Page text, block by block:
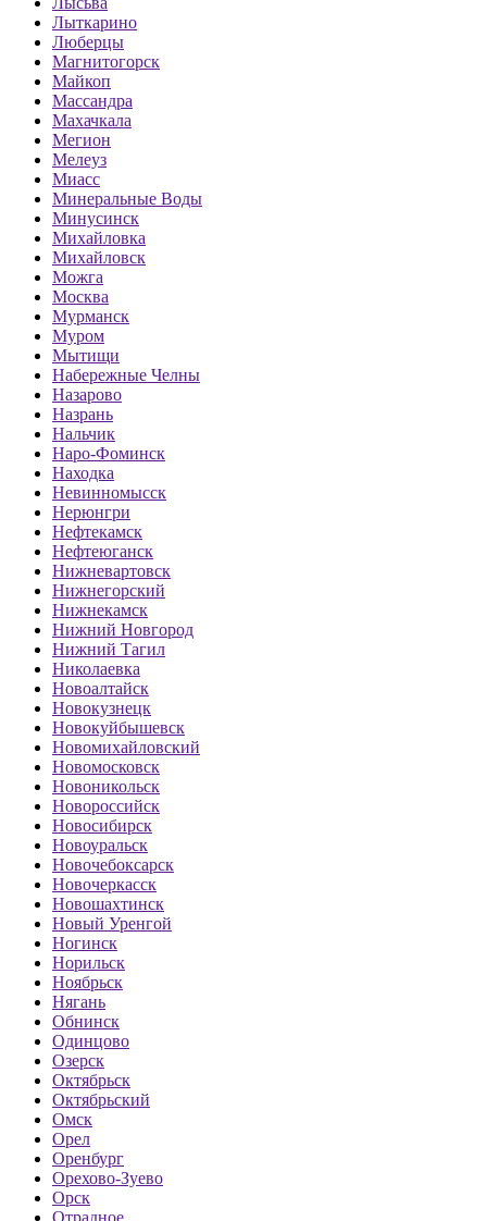
Лыткарино
Люберцы
Магнитогорск
Майкоп
Массандра
Махачкала
Мегион
Мелеуз
Миасс
Минеральные Воды
Минусинск
Михайловка
Михайловск
Можга
Москва
Мурманск
Муром
Мытищи
Набережные Челны
Назарово
Назрань
Нальчик
Наро-Фоминск
Находка
Невинномысск
Нерюнгри
Нефтекамск
Нефтеюганск
Нижневартовск
Нижнегорский
Нижнекамск
Нижний Новгород
Нижний Тагил
Николаевка
Новоалтайск
Новокузнецк
Новокуйбышевск
Новомихайловский
Новомосковск
Новоникольск
Новороссийск
Новосибирск
Новоуральск
Новочебоксарск
Новочеркасск
Новошахтинск
Новый Уренгой
Ногинск
Норильск
Ноябрьск
Нягань
Обнинск
Одинцово
Озерск
Октябрьск
Октябрьский
Омск
Орел
Оренбург
Орехово-Зуево
Орск